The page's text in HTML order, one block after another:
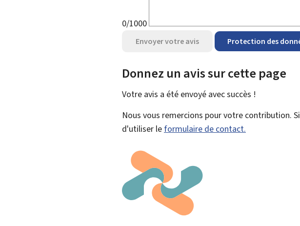
0/1000
Envoyer votre avis Protection des
Donnez un avis sur cette page
Votre avis a été envoyé avecsuccès !
Nous vous remercions pour votre contribution.
d'utiliser le formulaire de contact.